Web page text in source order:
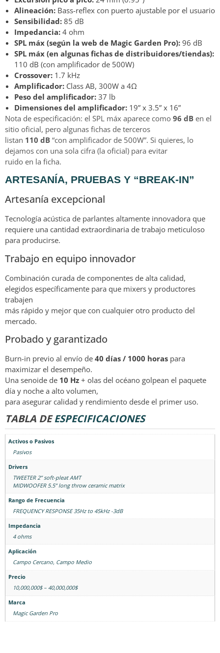
Alineación: Bass-reflex con puerto ajustable por el usuario
Sensibilidad: 85 dB
Impedancia: 4 ohm
SPL máx (según la web de Magic Garden Pro): 96 dB
SPL máx (en algunas fichas de distribuidores/tiendas):
110 dB (con amplificador de 500W)
Crossover: 1.7 kHz
Amplificador: Class AB, 300W a 4Ω
Peso del amplificador: 37 lb
Dimensiones del amplificador: 19” x 3.5” x 16”
Nota de especificación: el SPL máx aparece como 96 dB en el
sitio oficial, pero algunas fichas de terceros
listan 110 dB “con amplificador de 500W”. Si quieres, lo
dejamos con una sola cifra (la oficial) para evitar
ruido en la ficha.
ARTESANÍA, PRUEBAS Y “BREAK-IN”
Artesanía excepcional
Tecnología acústica de parlantes altamente innovadora que
requiere una cantidad extraordinaria de trabajo meticuloso
para producirse.
Trabajo en equipo innovador
Combinación curada de componentes de alta calidad,
elegidos específicamente para que mixers y productores
trabajen
más rápido y mejor que con cualquier otro producto del
mercado.
Probado y garantizado
Burn-in previo al envío de 40 días / 1000 horas para
maximizar el desempeño.
Una senoide de 10 Hz + olas del océano golpean el paquete
día y noche a alto volumen,
para asegurar calidad y rendimiento desde el primer uso.
TABLA DEESPECIFICACIONES
Activos o Pasivos
Pasivos
Drivers
TWEETER 2” soft-pleat AMT
MIDWOOFER 5.5” long throw ceramic matrix
Rango de Frecuencia
FREQUENCY RESPONSE 35Hz to 45kHz -3dB
Impedancia
4 ohms
Aplicación
Campo Cercano, Campo Medio
Precio
10,000,000$ – 40,000,000$
Marca
Magic Garden Pro